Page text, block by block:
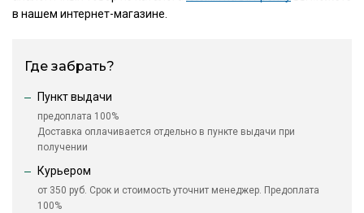
в нашем интернет-магазине.
Где забрать?
Пункт выдачи
предоплата 100%
Доставка оплачивается отдельно в пункте выдачи при
получении
Курьером
от 350 руб. Срок и стоимость уточнит менеджер. Предоплата
100%